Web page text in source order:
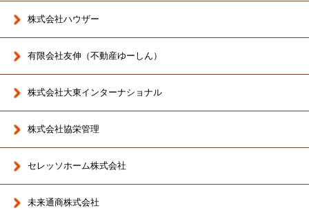
株式会社ハウザー
有限会社友伸（不動産ゆーしん）
株式会社大東インターナショナル
株式会社協栄管理
セレッソホーム株式会社
未来通商株式会社